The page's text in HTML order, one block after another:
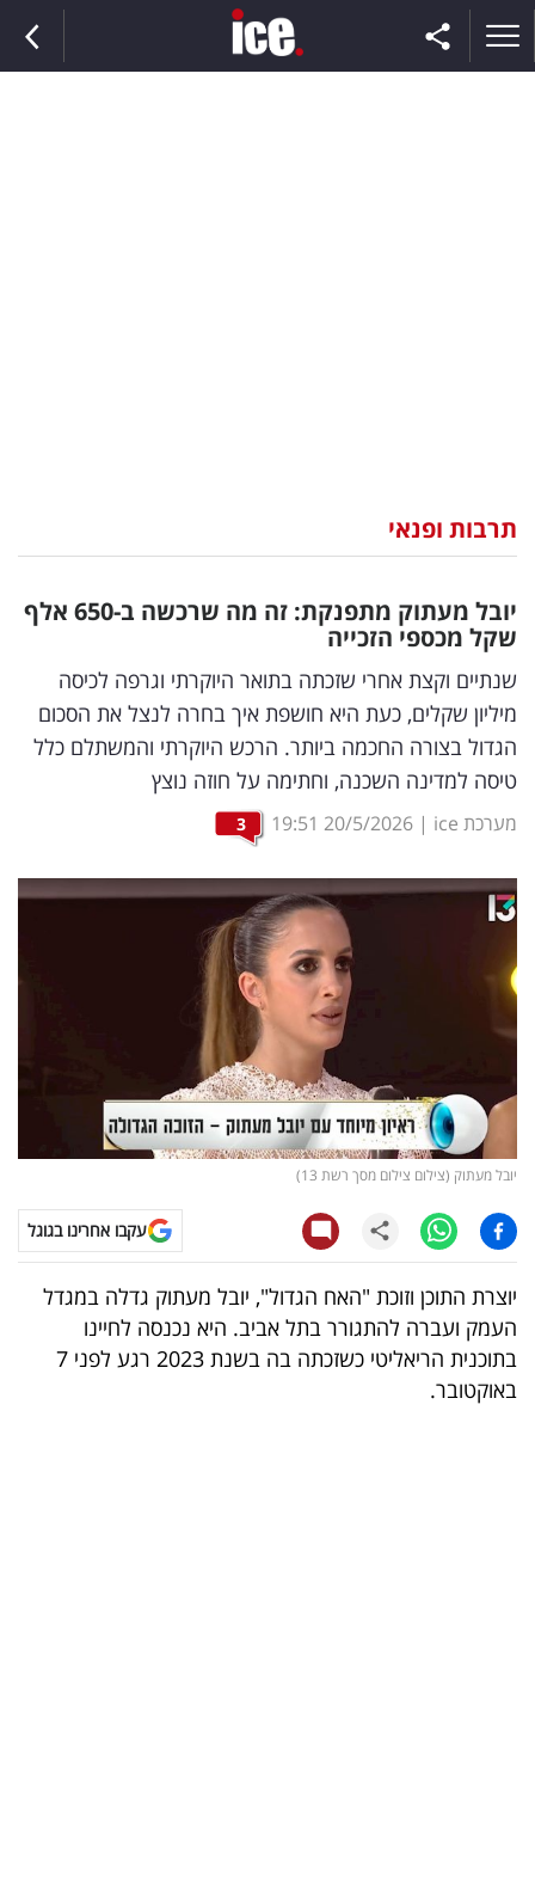
וצרכנות
דיגיטל
וטק
שיווק
ופרסום
משפט
מדדים
ומחקרים
דעות
רכילות
קריפטו
ויראלי
טלוויזיה
עסקי
ספורט
קריירה
תרבות ופנאי
יובל מעתוק מתפנקת: זה מה שרכשה ב-650 אלף
שקל מכספי הזכייה
שנתיים וקצת אחרי שזכתה בתואר היוקרתי וגרפה לכיסה
מיליון שקלים, כעת היא חושפת איך בחרה לנצל את הסכום
הגדול בצורה החכמה ביותר. הרכש היוקרתי והמשתלם כלל
טיסה למדינה השכנה, וחתימה על חוזה נוצץ
מערכת ice |
20/5/2026
19:51
3
יובל מעתוק (צילום צילום מסך רשת 13)
עקבו אחרינו בגוגל
יוצרת התוכן וזוכת "האח הגדול", יובל מעתוק גדלה במגדל
העמק ועברה להתגורר בתל אביב. היא נכנסה לחיינו
בתוכנית הריאליטי כשזכתה בה בשנת 2023 רגע לפני 7
באוקטובר.